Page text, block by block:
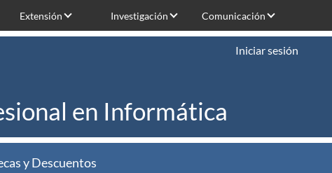
Extensión Investigación Comunicación
en Informática
Iniciar sesión
y Descuentos